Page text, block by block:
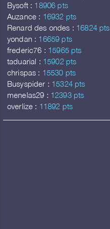
Bysoft : 18906 pts
Auzance : 16932 pts
Renard des ondes : 16824 pts
yondan : 16659 pts
frederic76 : 15965 pts
taduarial : 15902 pts
chrispas : 15530 pts
Busyspider : 15324 pts
menelas29 : 12393 pts
overlize : 11892 pts